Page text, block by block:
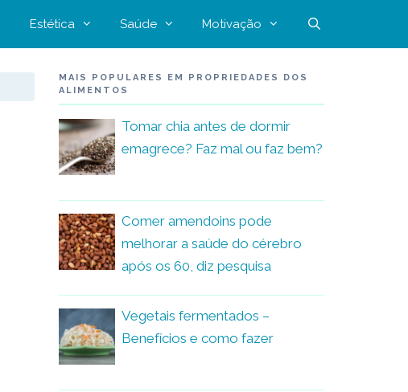
Estética Saúde Motivação
MAIS POPULARES EM PROPRIEDADES DOS
ALIMENTOS
Tomar chia antes de dormir
emagrece? Faz mal ou faz bem?
Comer amendoins pode
melhorar a saúde do cérebro
após os 60, diz pesquisa
Vegetais fermentados –
Benefícios e como fazer